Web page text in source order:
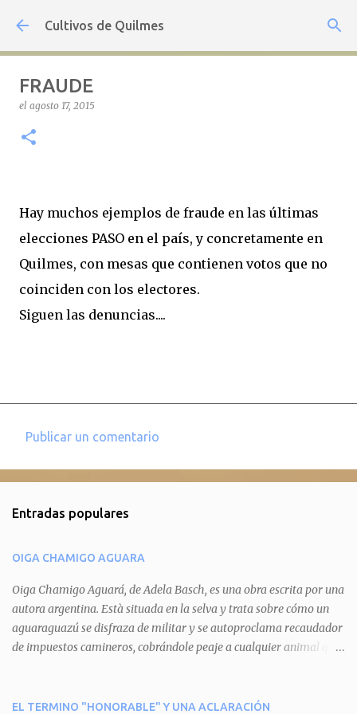
Ir al contenido principal
Cultivos de Quilmes
FRAUDE
el agosto 17, 2015
Hay muchos ejemplos de fraude en las últimas
elecciones PASO en el país, y concretamente en
Quilmes, con mesas que contienen votos que no
coinciden con los electores.
Siguen las denuncias....
e
t
a
r
i
o
Publicar un comentario
Entradas populares
OIGA CHAMIGO AGUARA
Oiga Chamigo Aguará, de Adela Basch, es una obra escrita por una
autora argentina. Està situada en la selva y trata sobre cómo un
aguaraguazú se disfraza de militar y se autoproclama recaudador
de impuestos camineros, cobrándole peaje a cualquier animal que
aguará le provoca. De igual manera pasa con Tatú, el armadillo.
EL TERMINO "HONORABLE" Y UNA ACLARACIÓN